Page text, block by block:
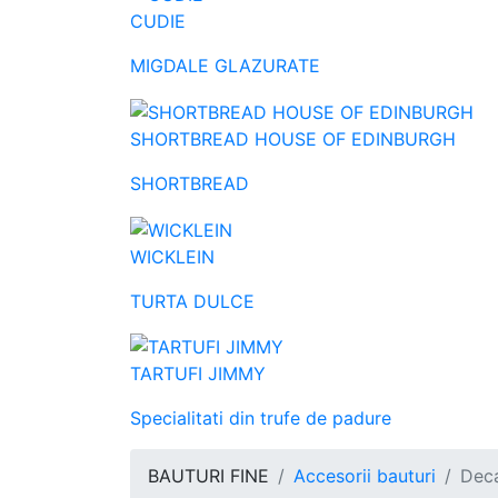
CUDIE
MIGDALE GLAZURATE
SHORTBREAD HOUSE OF EDINBURGH
SHORTBREAD
WICKLEIN
TURTA DULCE
TARTUFI JIMMY
Specialitati din trufe de padure
BAUTURI FINE Accesorii bauturi